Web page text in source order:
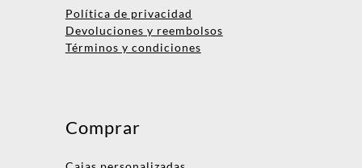
Política de privacidad
Devoluciones y reembolsos
Términos y condiciones
Comprar
Teléfono
Enviar consulta
con una persona después.
¡Vamos a asignarte un ejecutivo
de cuentas!